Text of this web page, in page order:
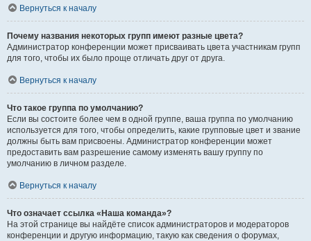
Вернуться к началу
Почему названия некоторых групп имеют разные цвета?
Администратор конференции может присваивать цвета участникам групп
для того, чтобы их было проще отличать друг от друга.
Вернуться к началу
Что такое группа по умолчанию?
Если вы состоите более чем в одной группе, ваша группа по умолчанию
используется для того, чтобы определить, какие групповые цвет и звание
должны быть вам присвоены. Администратор конференции может
предоставить вам разрешение самому изменять вашу группу по
умолчанию в личном разделе.
Вернуться к началу
Что означает ссылка «Наша команда»?
На этой странице вы найдёте список администраторов и модераторов
конференции и другую информацию, такую как сведения о форумах,